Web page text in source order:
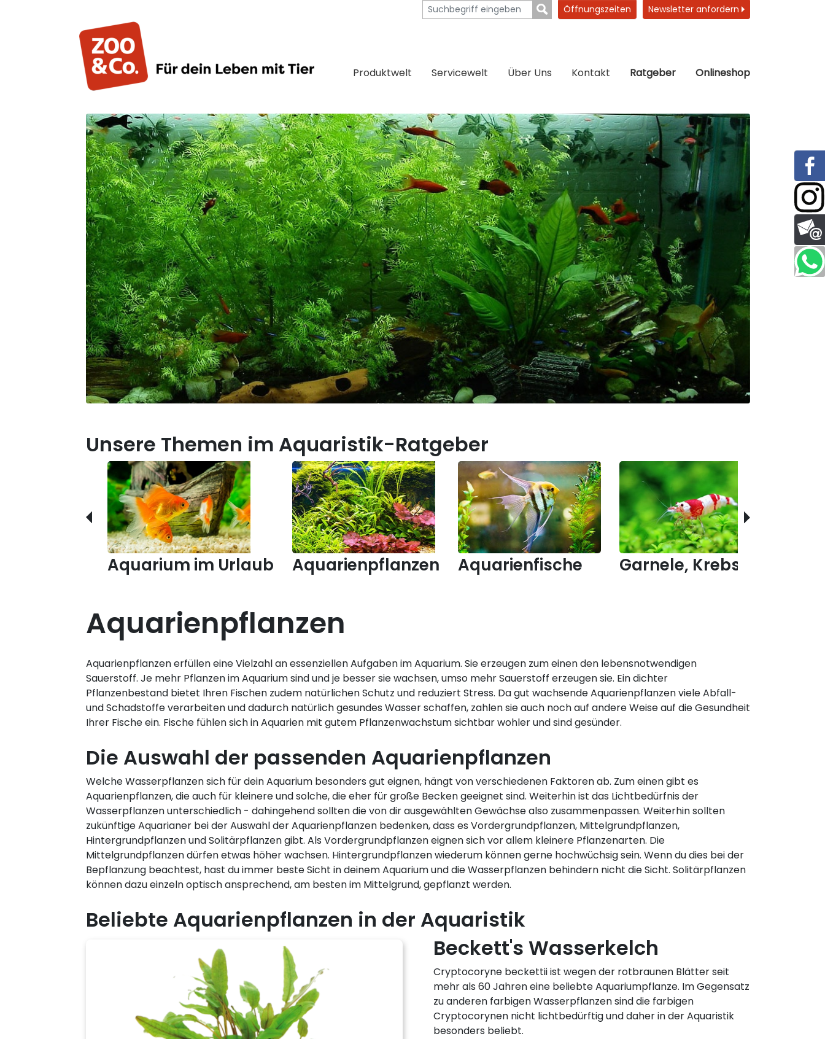
Öffnungszeiten Newsletter anfordern
Produktwelt Servicewelt Über Uns Kontakt Ratgeber Onlineshop
Unsere Themen im Aquaristik-Ratgeber
Aquarium im Urlaub Aquarienpflanzen Aquarienfische Garnele, Krebs & Co.
Aquarienpflanzen
Aquarienpflanzen erfüllen eine Vielzahl an essenziellen Aufgaben im Aquarium. Sie erzeugen zum einen den lebensnotwendigen
Sauerstoff. Je mehr Pflanzen im Aquarium sind und je besser sie wachsen, umso mehr Sauerstoff erzeugen sie. Ein dichter
Pflanzenbestand bietet Ihren Fischen zudem natürlichen Schutz und reduziert Stress. Da gut wachsende Aquarienpflanzen viele Abfall-
und Schadstoffe verarbeiten und dadurch natürlich gesundes Wasser schaffen, zahlen sie auch noch auf andere Weise auf die Gesundheit
Ihrer Fische ein. Fische fühlen sich in Aquarien mit gutem Pflanzenwachstum sichtbar wohler und sind gesünder.
Die Auswahl der passenden Aquarienpflanzen
Welche Wasserpflanzen sich für dein Aquarium besonders gut eignen, hängt von verschiedenen Faktoren ab. Zum einen gibt es
Aquarienpflanzen, die auch für kleinere und solche, die eher für große Becken geeignet sind. Weiterhin ist das Lichtbedürfnis der
Wasserpflanzen unterschiedlich - dahingehend sollten die von dir ausgewählten Gewächse also zusammenpassen. Weiterhin sollten
zukünftige Aquarianer bei der Auswahl der Aquarienpflanzen bedenken, dass es Vordergrundpflanzen, Mittelgrundpflanzen,
Hintergrundpflanzen und Solitärpflanzen gibt. Als Vordergrundpflanzen eignen sich vor allem kleinere Pflanzenarten. Die
Mittelgrundpflanzen dürfen etwas höher wachsen. Hintergrundpflanzen wiederum können gerne hochwüchsig sein. Wenn du dies bei der
Bepflanzung beachtest, hast du immer beste Sicht in deinem Aquarium und die Wasserpflanzen behindern nicht die Sicht. Solitärpflanzen
können dazu einzeln optisch ansprechend, am besten im Mittelgrund, gepflanzt werden.
Beliebte Aquarienpflanzen in der Aquaristik
Beckett's Wasserkelch
Cryptocoryne beckettii ist wegen der rotbraunen Blätter seit
mehr als 60 Jahren eine beliebte Aquariumpflanze. Im Gegensatz
zu anderen farbigen Wasserpflanzen sind die farbigen
Cryptocorynen nicht lichtbedürftig und daher in der Aquaristik
besonders beliebt.